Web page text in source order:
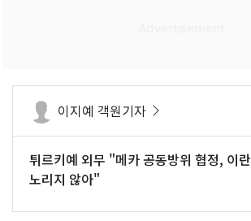
이지예 객원기자
튀르키예 외무 "메카 공동방위 협정, 이란
노리지 않아"